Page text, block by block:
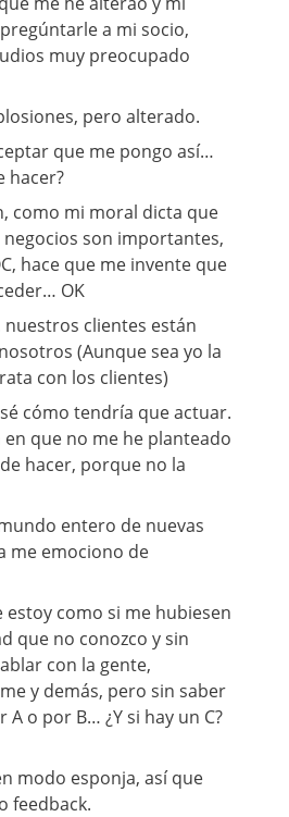
a mi socio,
muy preocupado
pero alterado.
que me pongo así…
hacer?
como mi moral dicta que
son importantes,
hace que me invente que
OK
clientes están
(Aunque sea yo la
con los clientes)
cómo tendría que actuar.
que no me he planteado
hacer, porque no la
entero de nuevas
me emociono de
como si me hubiesen
que no conozco y sin
con la gente,
y demás, pero sin saber
A o por B… ¿Y si hay un C?
modo esponja, así que
feedback.